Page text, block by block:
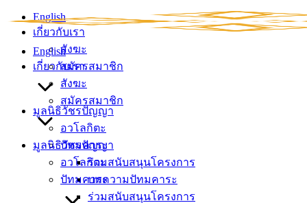
Skip
content
English
เกี่ยวกับเรา
สังฆะ
สมัครสมาชิก
มูลนิธิวัชรปัญญา
อวโลกิตะ
ปัทมคาระ
ร่วมสนับสนุนโครงการ
English
เกี่ยวกับเรา
สังฆะ
สมัครสมาชิก
มูลนิธิวัชรปัญญา
อวโลกิตะ
ปัทมคาระ
ร่วมสนับสนุนโครงการ
บทความปัทมคาระ